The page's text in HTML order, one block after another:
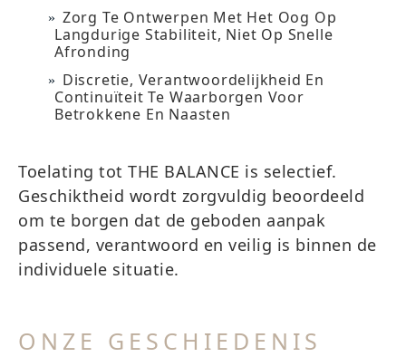
Zorg Te Ontwerpen Met Het Oog Op
Langdurige Stabiliteit, Niet Op Snelle
Afronding
Discretie, Verantwoordelijkheid En
Continuïteit Te Waarborgen Voor
Betrokkene En Naasten
Toelating tot THE BALANCE is selectief.
Geschiktheid wordt zorgvuldig beoordeeld
om te borgen dat de geboden aanpak
passend, verantwoord en veilig is binnen de
individuele situatie.
ONZE GESCHIEDENIS